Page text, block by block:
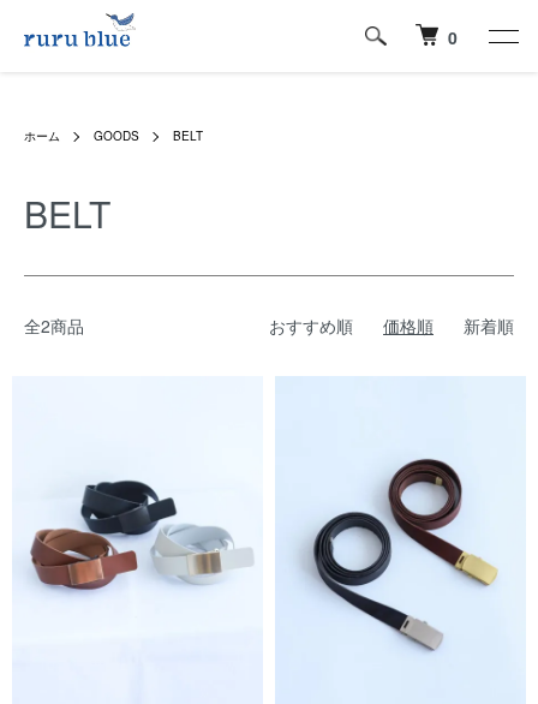
0
ホーム GOODS BELT
BELT
全2商品 おすすめ順 価格順 新着順